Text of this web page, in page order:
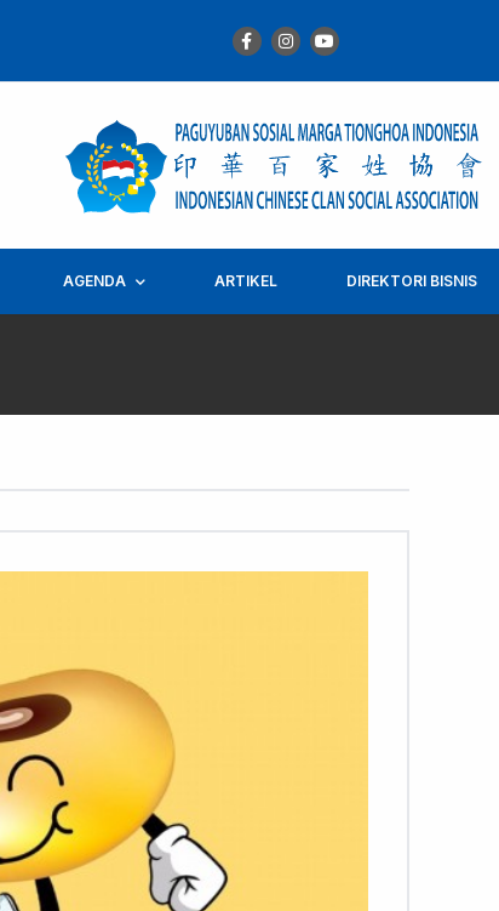
AGENDA ARTIKEL DIREKTORI BISNIS